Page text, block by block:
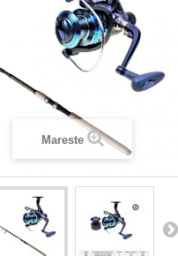
Mareste